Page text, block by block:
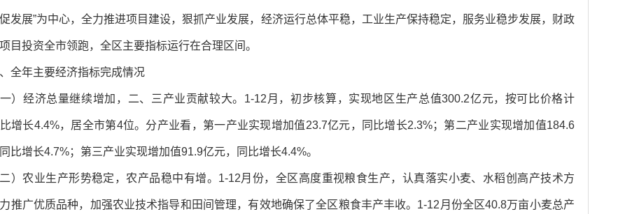
发展”为中心，全力推进项目建设，狠抓产业发展，经济运行总体平稳，工业生产保持稳定，服务业稳步发展，财政
目投资全市领跑，全区主要指标运行在合理区间。
全年主要经济指标完成情况
一）经济总量继续增加，二、三产业贡献较大。1-12月，初步核算，实现地区生产总值300.2亿元，按可比价格计
增长4.4%，居全市第4位。分产业看，第一产业实现增加值23.7亿元，同比增长2.3%；第二产业实现增加值184.6
比增长4.7%；第三产业实现增加值91.9亿元，同比增长4.4%。
二）农业生产形势稳定，农产品稳中有增。1-12月份，全区高度重视粮食生产，认真落实小麦、水稻创高产技术方
推广优质品种，加强农业技术指导和田间管理，有效地确保了全区粮食丰产丰收。1-12月份全区40.8万亩小麦总产